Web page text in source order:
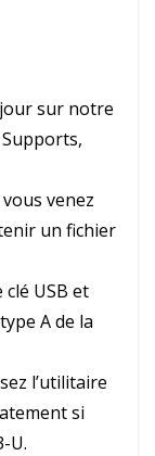
sur notre
venez
un fichier
clé USB et
A de la
l’utilitaire
si
U.